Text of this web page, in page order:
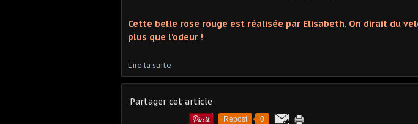
Cette belle rose rouge est réalisée par Elisabeth. On dirait du
plus que l'odeur !
Lire la suite
Partager cet article
Repost 0